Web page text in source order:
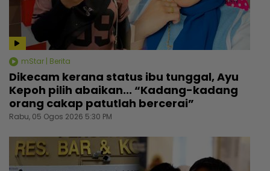
mStar | Berita
Dikecam kerana status ibu tunggal, Ayu
Kepoh pilih abaikan... “Kadang-kadang
orang cakap patutlah bercerai”
Rabu, 05 Ogos 2026 5:30 PM